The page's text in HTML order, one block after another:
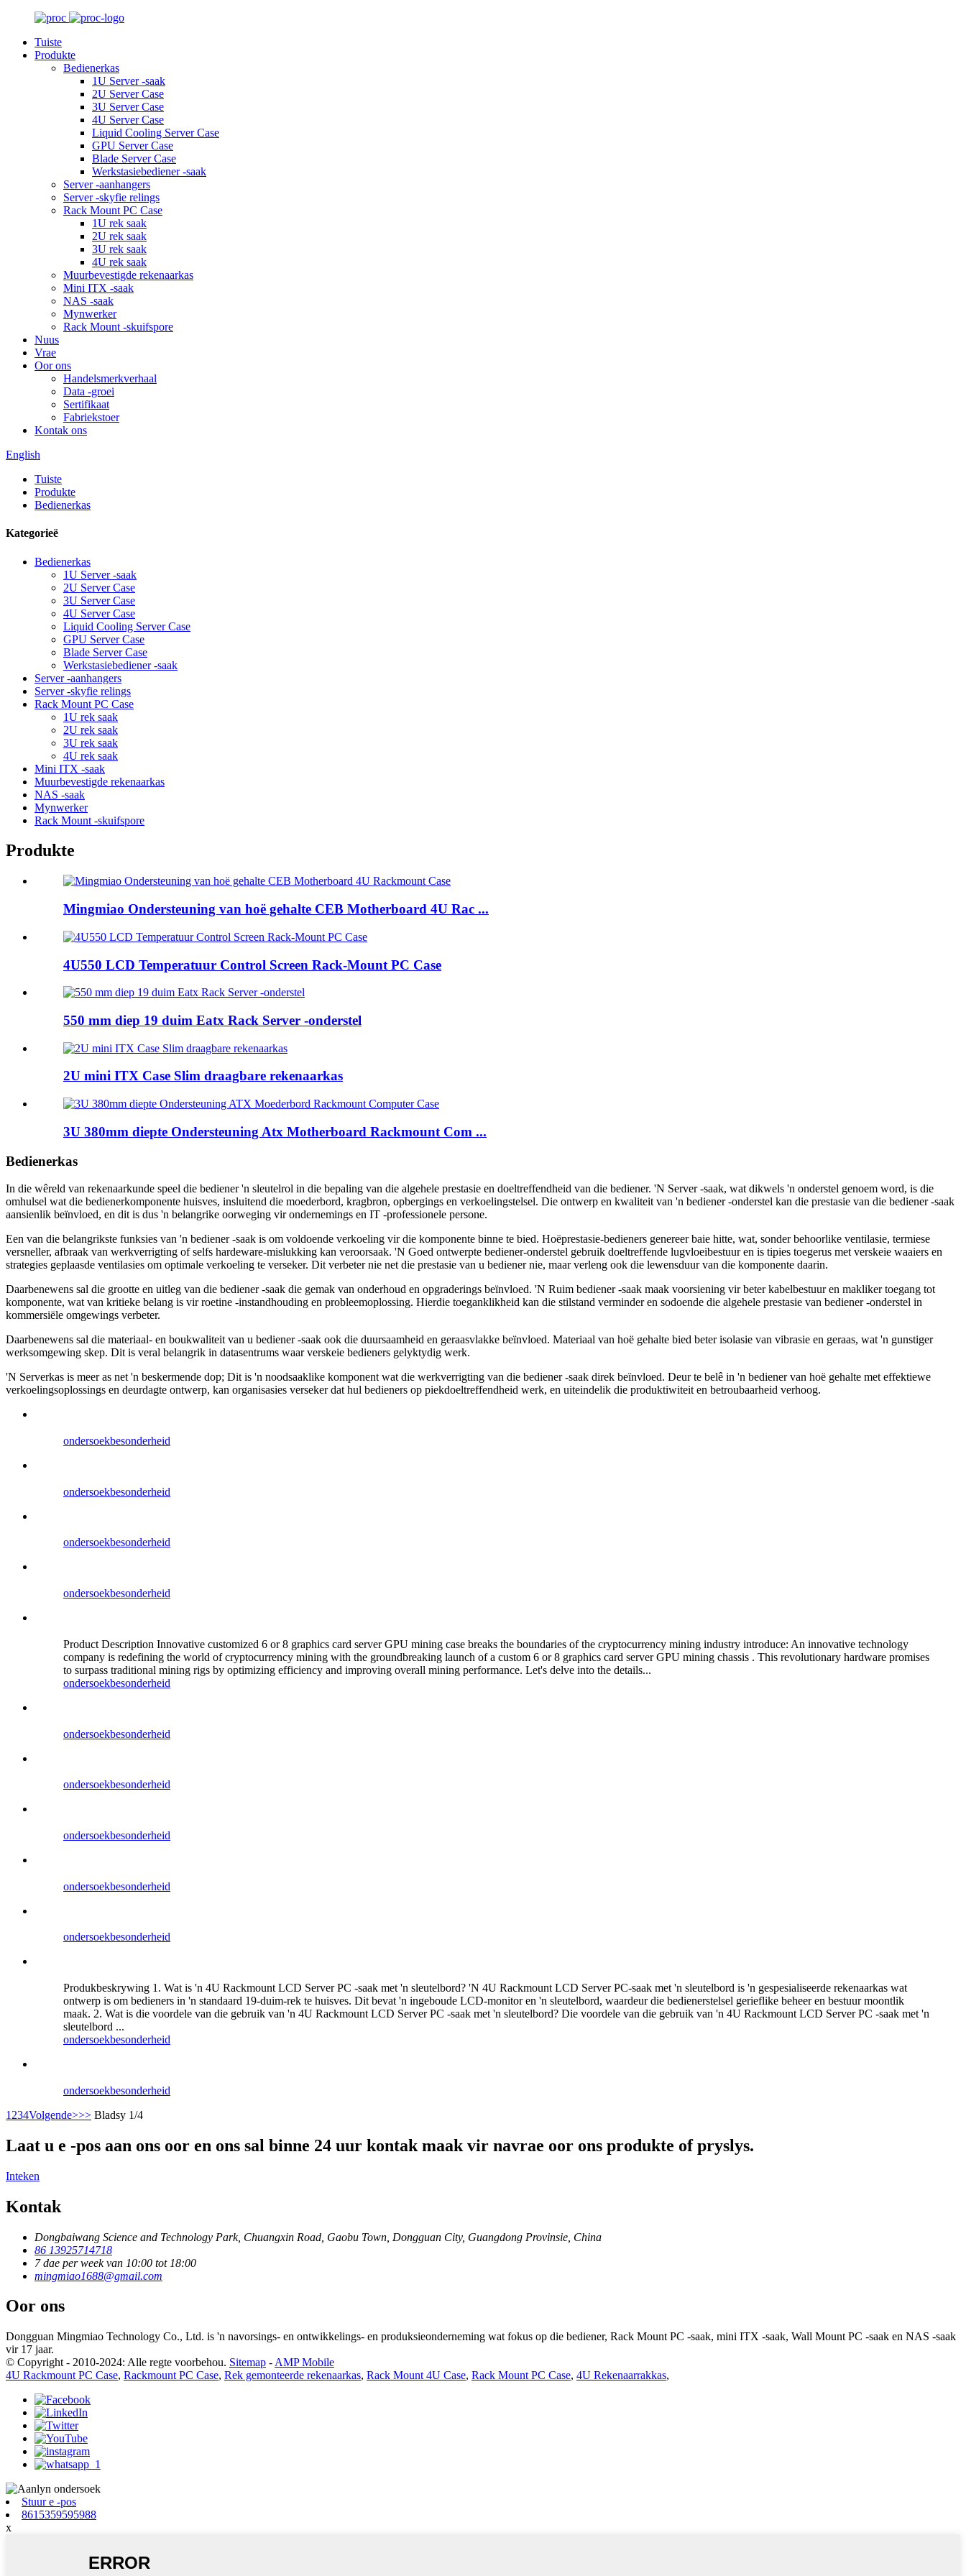
Tuiste
Produkte
Bedienerkas
1U Server -saak
2U Server Case
3U Server Case
4U Server Case
Liquid Cooling Server Case
GPU Server Case
Blade Server Case
Werkstasiebediener -saak
Server -aanhangers
Server -skyfie relings
Rack Mount PC Case
1U rek saak
2U rek saak
3U rek saak
4U rek saak
Muurbevestigde rekenaarkas
Mini ITX -saak
NAS -saak
Mynwerker
Rack Mount -skuifspore
Nuus
Vrae
Oor ons
Handelsmerkverhaal
Data -groei
Sertifikaat
Fabriekstoer
Kontak ons
English
Tuiste
Produkte
Bedienerkas
Kategorieë
Bedienerkas
1U Server -saak
2U Server Case
3U Server Case
4U Server Case
Liquid Cooling Server Case
GPU Server Case
Blade Server Case
Werkstasiebediener -saak
Server -aanhangers
Server -skyfie relings
Rack Mount PC Case
1U rek saak
2U rek saak
3U rek saak
4U rek saak
Mini ITX -saak
Muurbevestigde rekenaarkas
NAS -saak
Mynwerker
Rack Mount -skuifspore
Produkte
Mingmiao Ondersteuning van hoë gehalte CEB Motherboard 4U Rac ...
4U550 LCD Temperatuur Control Screen Rack-Mount PC Case
550 mm diep 19 duim Eatx Rack Server -onderstel
2U mini ITX Case Slim draagbare rekenaarkas
3U 380mm diepte Ondersteuning Atx Motherboard Rackmount Com ...
Bedienerkas
In die wêreld van rekenaarkunde speel die bediener 'n sleutelrol in die bepaling van die algehele prestasie en doeltreffendheid van die bediener. 'N Server -saak, wat dikwels 'n onderstel genoem word, is die
omhulsel wat die bedienerkomponente huisves, insluitend die moederbord, kragbron, opbergings en verkoelingstelsel. Die ontwerp en kwaliteit van 'n bediener -onderstel kan die prestasie van die bediener -saak
aansienlik beïnvloed, en dit is dus 'n belangrike oorweging vir ondernemings en IT -professionele persone.
Een van die belangrikste funksies van 'n bediener -saak is om voldoende verkoeling vir die komponente binne te bied. Hoëprestasie-bedieners genereer baie hitte, wat, sonder behoorlike ventilasie, termiese
versneller, afbraak van werkverrigting of selfs hardeware-mislukking kan veroorsaak. 'N Goed ontwerpte bediener-onderstel gebruik doeltreffende lugvloeibestuur en is tipies toegerus met verskeie waaiers en
strategies geplaasde ventilasies om optimale verkoeling te verseker. Dit verbeter nie net die prestasie van u bediener nie, maar verleng ook die lewensduur van die komponente daarin.
Daarbenewens sal die grootte en uitleg van die bediener -saak die gemak van onderhoud en opgraderings beïnvloed. 'N Ruim bediener -saak maak voorsiening vir beter kabelbestuur en makliker toegang tot
komponente, wat van kritieke belang is vir roetine -instandhouding en probleemoplossing. Hierdie toeganklikheid kan die stilstand verminder en sodoende die algehele prestasie van bediener -onderstel in
kommersiële omgewings verbeter.
Daarbenewens sal die materiaal- en boukwaliteit van u bediener -saak ook die duursaamheid en geraasvlakke beïnvloed. Materiaal van hoë gehalte bied beter isolasie van vibrasie en geraas, wat 'n gunstiger
werksomgewing skep. Dit is veral belangrik in datasentrums waar verskeie bedieners gelyktydig werk.
'N Serverkas is meer as net 'n beskermende dop; Dit is 'n noodsaaklike komponent wat die werkverrigting van die bediener -saak direk beïnvloed. Deur te belê in 'n bediener van hoë gehalte met effektiewe
verkoelingsoplossings en deurdagte ontwerp, kan organisasies verseker dat hul bedieners op piekdoeltreffendheid werk, en uiteindelik die produktiwiteit en betroubaarheid verhoog.
ondersoekbesonderheid
ondersoekbesonderheid
ondersoekbesonderheid
ondersoekbesonderheid
Product Description Innovative customized 6 or 8 graphics card server GPU mining case breaks the boundaries of the cryptocurrency mining industry introduce: An innovative technology
company is redefining the world of cryptocurrency mining with the groundbreaking launch of a custom 6 or 8 graphics card server GPU mining chassis . This revolutionary hardware promises
to surpass traditional mining rigs by optimizing efficiency and improving overall mining performance. Let's delve into the details...
ondersoekbesonderheid
ondersoekbesonderheid
ondersoekbesonderheid
ondersoekbesonderheid
ondersoekbesonderheid
ondersoekbesonderheid
Produkbeskrywing 1. Wat is 'n 4U Rackmount LCD Server PC -saak met 'n sleutelbord? 'N 4U Rackmount LCD Server PC-saak met 'n sleutelbord is 'n gespesialiseerde rekenaarkas wat
ontwerp is om bedieners in 'n standaard 19-duim-rek te huisves. Dit bevat 'n ingeboude LCD-monitor en 'n sleutelbord, waardeur die bedienerstelsel gerieflike beheer en bestuur moontlik
maak. 2. Wat is die voordele van die gebruik van 'n 4U Rackmount LCD Server PC -saak met 'n sleutelbord? Die voordele van die gebruik van 'n 4U Rackmount LCD Server PC -saak met 'n
sleutelbord ...
ondersoekbesonderheid
ondersoekbesonderheid
1 234Volgende>>> Bladsy 1/4
Laat u e -pos aan ons oor en ons sal binne 24 uur kontak maak vir navrae oor ons produkte of pryslys.
Inteken
Kontak
Dongbaiwang Science and Technology Park, Chuangxin Road, Gaobu Town, Dongguan City, Guangdong Provinsie, China
86 13925714718
7 dae per week van 10:00 tot 18:00
mingmiao1688@gmail.com
Oor ons
Dongguan Mingmiao Technology Co., Ltd. is 'n navorsings- en ontwikkelings- en produksieonderneming wat fokus op die bediener, Rack Mount PC -saak, mini ITX -saak, Wall Mount PC -saak en NAS -saak
vir 17 jaar.
© Copyright - 2010-2024: Alle regte voorbehou. Sitemap - AMP Mobile
4U Rackmount PC Case, Rackmount PC Case, Rek gemonteerde rekenaarkas, Rack Mount 4U Case, Rack Mount PC Case, 4U Rekenaarrakkas,
Stuur e -pos
8615359595988
x